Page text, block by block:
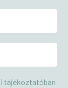
tájékoztatóban